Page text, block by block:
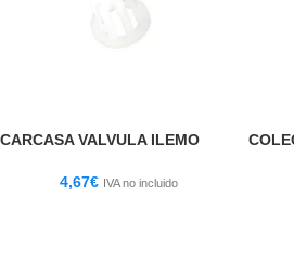
CARCASA VALVULA ILEMO
4,67€ IVA no incluido